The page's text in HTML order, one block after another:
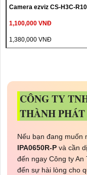
Camera ezviz CS-H3C-
1,100,000 VNĐ
1,380,000 VNĐ
CÔNG TY
THÀNH PHÁT
Nếu bạn đang muốn
IPA0650R-P và cần
đến ngay Công ty
đến sự hài lòng cho